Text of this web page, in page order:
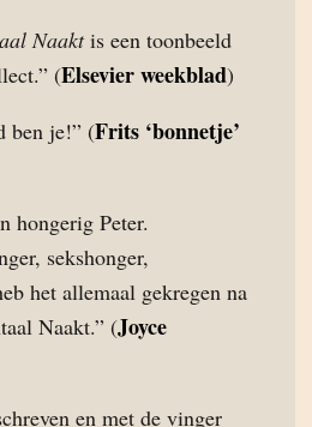
Naaktis een toonbeeld
(Elsevier weekblad)
ben je!” (Frits ‘bonnetje’
hongerig Peter.
sekshonger,
het allemaal gekregen na
Naakt.” (Joyce
en met de vinger